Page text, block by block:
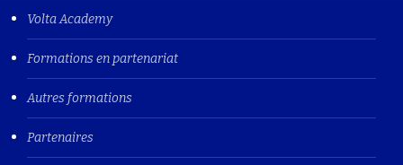
Volta Academy
Formations en partenariat
Autres formations
Partenaires